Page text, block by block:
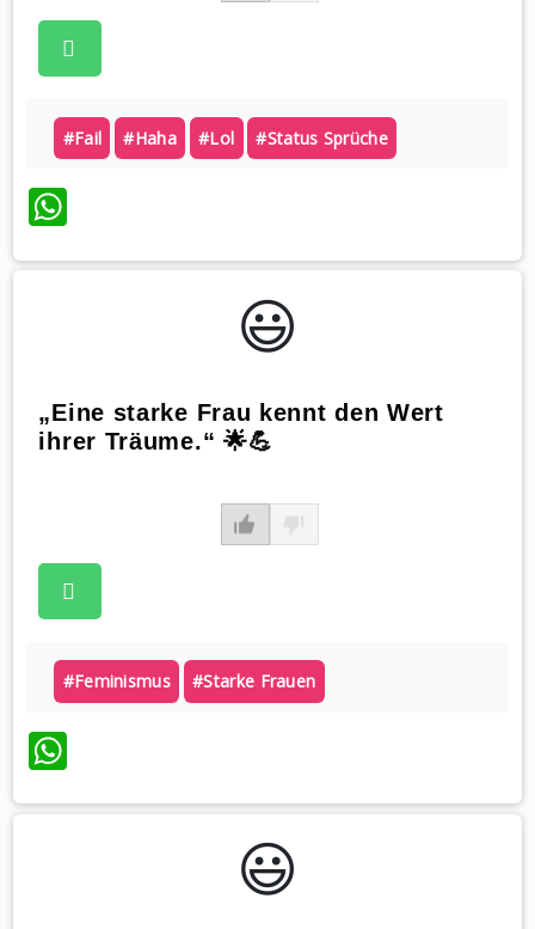
#fail #haha #lol #status Sprüche
WhatsApp
😃️
„Eine starke Frau kennt den Wert
ihrer Träume.“ 🌟💪
#feminismus #starke Frauen
WhatsApp
😃️